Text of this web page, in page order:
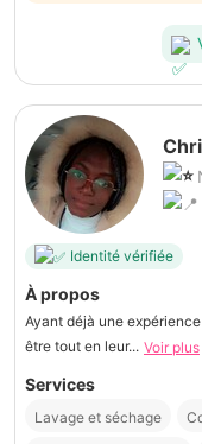
Identité vérifiée
À propos
Ayant déjà une
être tout en leur... Voir plus
Services
Lavage et séchage